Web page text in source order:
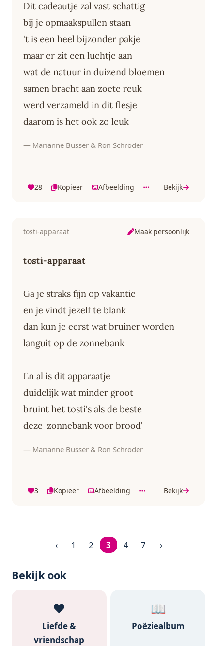
Dit cadeautje zal vast schattig
bij je opmaakspullen staan
't is een heel bijzonder pakje
maar er zit een luchtje aan
wat de natuur in duizend bloemen
samen bracht aan zoete reuk
werd verzameld in dit flesje
daarom is het ook zo leuk
— Marianne Busser & Ron Schröder
28 Kopieer Afbeelding Bekijk
tosti-apparaat Maak persoonlijk
tosti-apparaat
Ga je straks fijn op vakantie
en je vindt jezelf te blank
dan kun je eerst wat bruiner worden
languit op de zonnebank
En al is dit apparaatje
duidelijk wat minder groot
bruint het tosti's als de beste
deze 'zonnebank voor brood'
— Marianne Busser & Ron Schröder
3 Kopieer Afbeelding Bekijk
Pagina 3 van 7
‹ 1 2 3 4 7 ›
Bekijk ook
❤️
Liefde &
vriendschap
📖
Poëziealbum